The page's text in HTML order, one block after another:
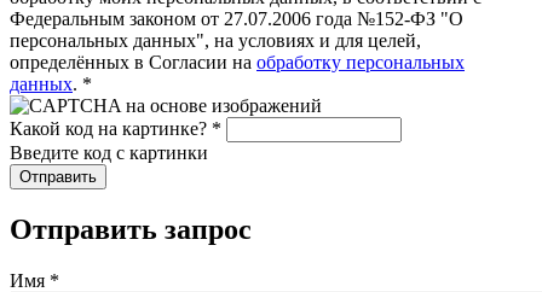
Федеральным законом от 27.07.2006 года №152-ФЗ "О
персональных данных", на условиях и для целей,
определённых в Согласии на обработку персональных
данных. *
Какой код на картинке? *
Введите код с картинки
Отправить запрос
Имя *